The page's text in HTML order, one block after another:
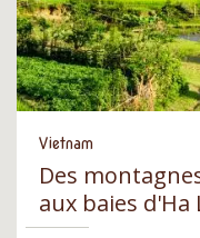
Vietnam
Des
aux baies d'Ha